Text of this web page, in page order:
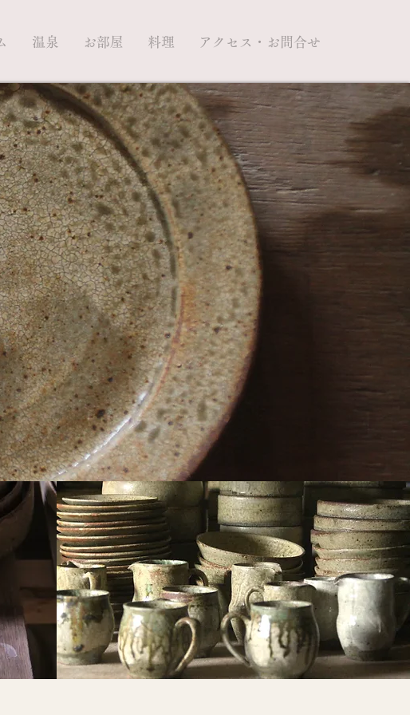
温泉 お部屋 料理 アクセス・お問合せ